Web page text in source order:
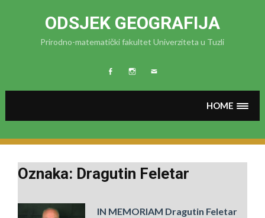
content
ODSJEK GEOGRAFIJA
Prirodno-matematički fakultet Univerziteta u Tuzli
HOME
Oznaka: Dragutin Feletar
IN MEMORIAM Dragutin Feletar